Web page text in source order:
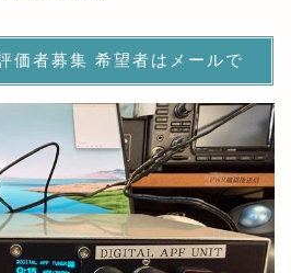
価者募集 希望者はメールで